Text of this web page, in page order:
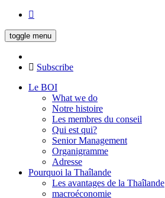
toggle menu
Subscribe
Le BOI
What we do
Notre histoire
Les membres du conseil
Qui est qui?
Senior Management
Organigramme
Adresse
Pourquoi la Thaîlande
Les avantages de la Thaîlande
macroéconomie